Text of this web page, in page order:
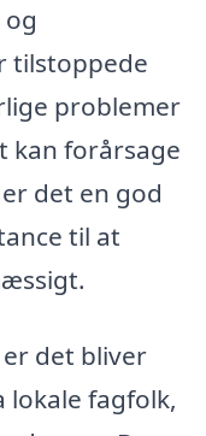
tilstoppede
problemer
kan forårsage
det en god
til at
det bliver
fagfolk,